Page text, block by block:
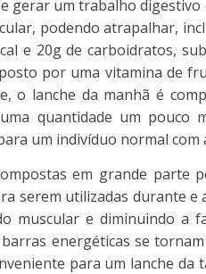
gerar um trabalho
podendo atrapalhar,
e 20g de carboidratos,
por uma vitamina de
o lanche da manhã é
quantidade um pouco
um indivíduo normal com
em grande parte
serem utilizadas durante e
muscular e diminuindo a
energéticas se
para um lanche da